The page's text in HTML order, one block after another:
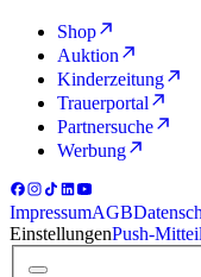
Shop
Auktion
Kinderzeitung
Trauerportal
Partnersuche
Werbung
ImpressumAGB
EinstellungenPush-